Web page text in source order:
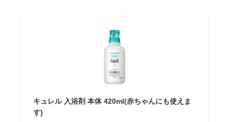
キュレル 入浴剤 本体 420ml(赤ちゃんにも使えま
す)